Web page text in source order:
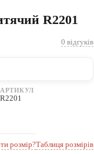
R2201
0 відгуків
АРТИКУЛ
R2201
розмір?Таблиця розмірів